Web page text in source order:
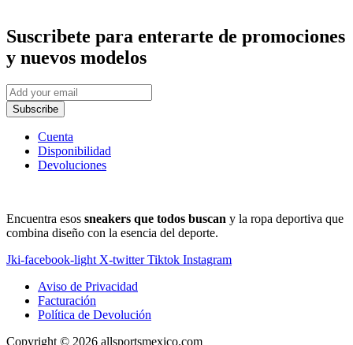
Suscribete para enterarte de promociones
y nuevos modelos
Subscribe
Cuenta
Disponibilidad
Devoluciones
Encuentra esos sneakers que todos buscan y la ropa deportiva que
combina diseño con la esencia del deporte.
Jki-facebook-light X-twitter Tiktok Instagram
Aviso de Privacidad
Facturación
Política de Devolución
Copyright © 2026 allsportsmexico.com